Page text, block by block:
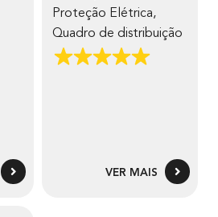
Proteção Elétrica,
Quadro de distribuição
VER MAIS